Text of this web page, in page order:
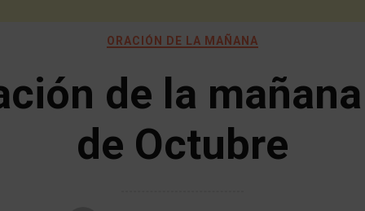
ORACIÓN DE LA MAÑANA
de la
de Octubre